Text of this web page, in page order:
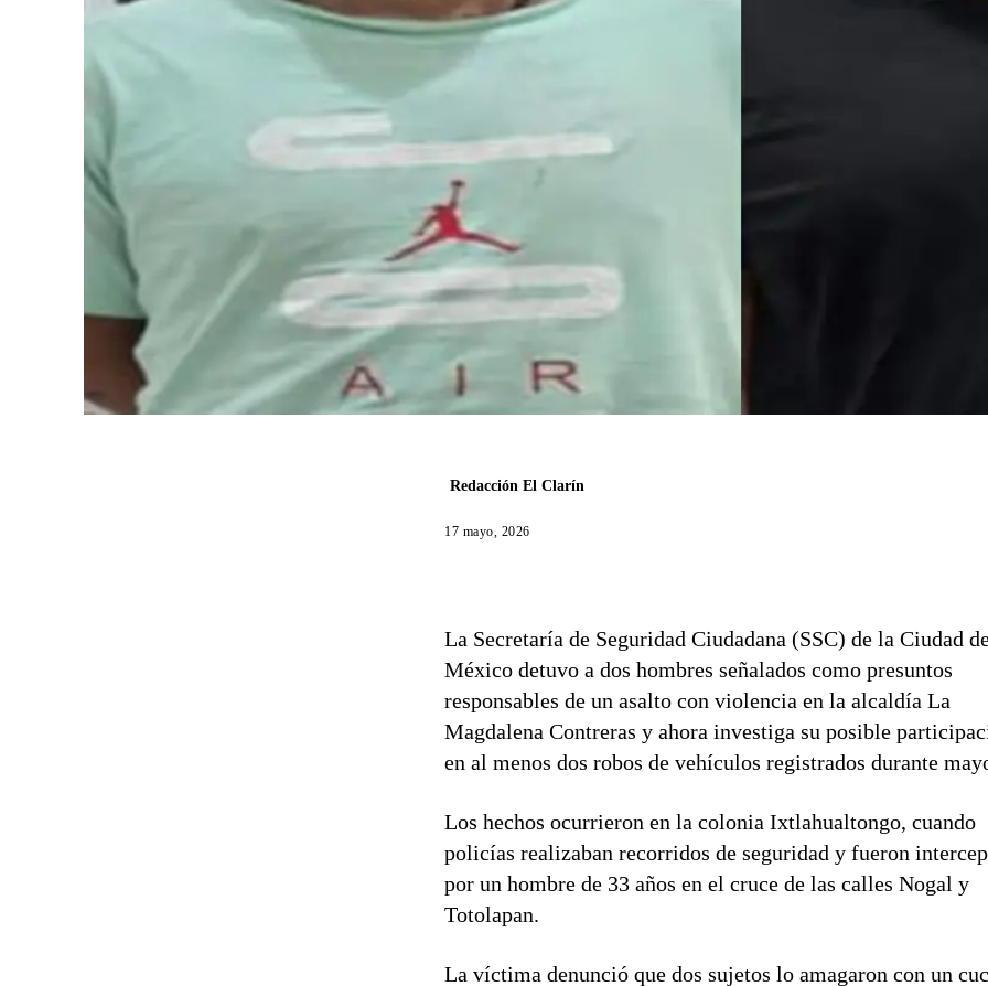
Redacción El Clarín
17 mayo, 2026
La Secretaría de Seguridad Ciudadana (SSC) de la Ciudad
México detuvo a dos hombres señalados como presuntos
responsables de un asalto con violencia en la alcaldía La
Magdalena Contreras y ahora investiga su posible
en al menos dos robos de vehículos registrados durante
Los hechos ocurrieron en la colonia Ixtlahualtongo, cuando
policías realizaban recorridos de seguridad y fueron
por un hombre de 33 años en el cruce de las calles Nogal y
Totolapan.
La víctima denunció que dos sujetos lo amagaron con un